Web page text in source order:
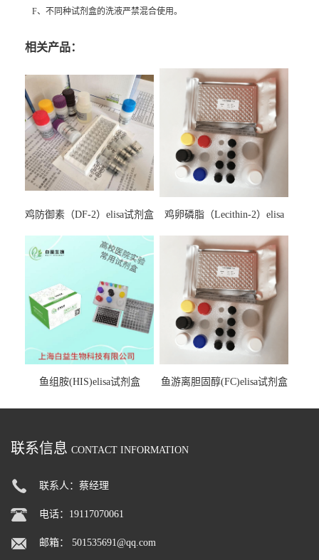
F、不同种试剂盒的洗液严禁混合使用。
相关产品：
鸡防御素（DF-2）elisa试剂盒
鸡卵磷脂（Lecithin-2）elisa
鱼组胺(HIS)elisa试剂盒 鱼游离胆固醇(FC)elisa试剂盒
联系信息 CONTACT INFORMATION
联系人：蔡经理
电话：19117070061
邮箱： 501535691@qq.com